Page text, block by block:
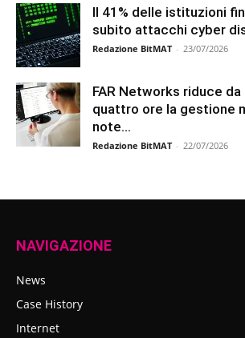
Il 41% delle istituzioni
subito attacchi cyber
Redazione BitMAT - 23/07/2026
FAR Networks riduce da
quattro ore la gestione
note...
Redazione BitMAT - 22/07/2026
NAVIGAZIONE
News
Case History
Internet